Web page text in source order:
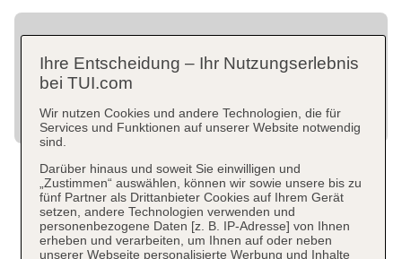
Ihre Entscheidung – Ihr Nutzungserlebnis
bei TUI.com
Wir nutzen Cookies und andere Technologien, die für
Services und Funktionen auf unserer Website notwendig
sind.
Darüber hinaus und soweit Sie einwilligen und
„Zustimmen“ auswählen, können wir sowie unsere bis zu
fünf Partner als Drittanbieter Cookies auf Ihrem Gerät
setzen, andere Technologien verwenden und
personenbezogene Daten [z. B. IP-Adresse] von Ihnen
erheben und verarbeiten, um Ihnen auf oder neben
unserer Webseite personalisierte Werbung und Inhalte